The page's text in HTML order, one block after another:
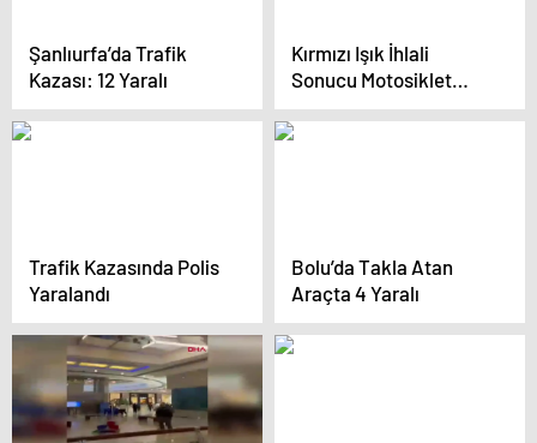
Şanlıurfa’da Trafik
Kazası: 12 Yaralı
Kırmızı Işık İhlali
Sonucu Motosiklet
Sürücüsü Yaralandı
Trafik Kazasında Polis
Yaralandı
Bolu’da Takla Atan
Araçta 4 Yaralı